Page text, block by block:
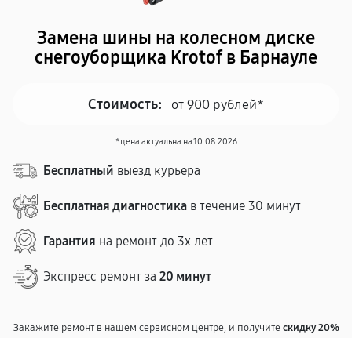
Замена шины на колесном диске
снегоуборщика Krotof в Барнауле
Стоимость: от 900 рублей*
*цена актуальна на 10.08.2026
Бесплатный выезд курьера
Бесплатная диагностика в течение 30 минут
Гарантия на ремонт до 3х лет
Экспресс ремонт за 20 минут
Закажите ремонт в нашем сервисном центре, и получитескидку 20%